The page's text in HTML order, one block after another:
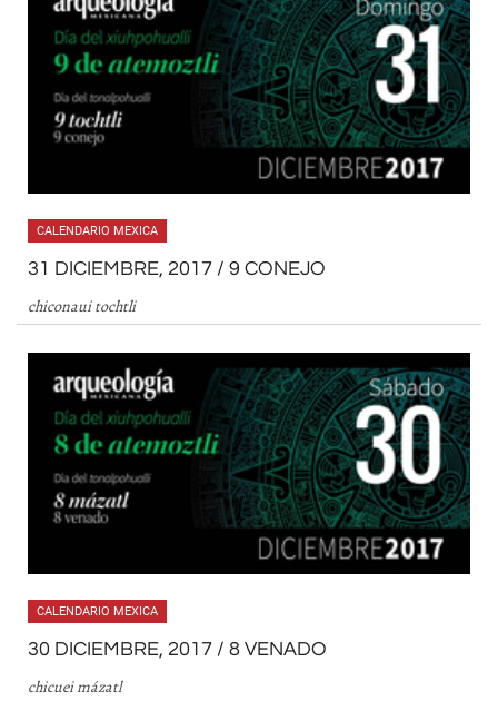
CALENDARIO MEXICA
31 DICIEMBRE, 2017 / 9 CONEJO
chiconaui tochtli
CALENDARIO MEXICA
30 DICIEMBRE, 2017 / 8 VENADO
chicuei mázatl